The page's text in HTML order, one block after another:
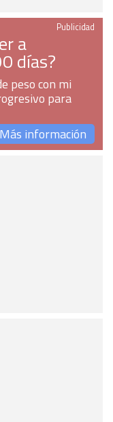
Publicidad
a
días?
peso con mi
para
Más información